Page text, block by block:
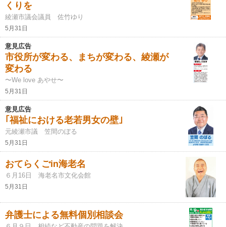
くりを
綾瀬市議会議員 佐竹ゆり
5月31日
意見広告
市役所が変わる、まちが変わる、綾瀬が
変わる
〜We love あやせ〜
5月31日
意見広告
｢福祉における老若男女の壁｣
元綾瀬市議 笠間のぼる
5月31日
おてらくごin海老名
６月16日 海老名市文化会館
5月31日
弁護士による無料個別相談会